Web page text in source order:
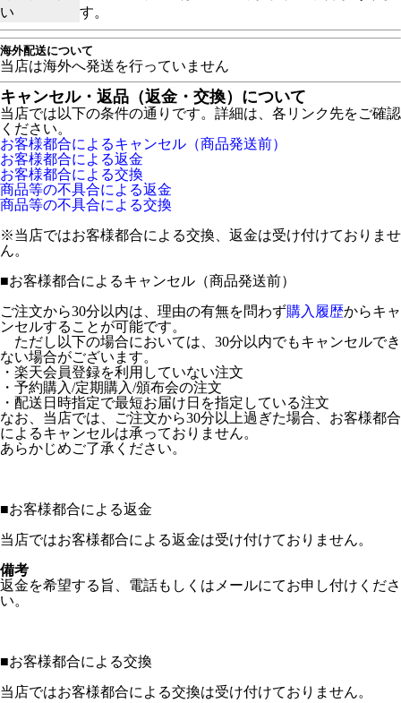
い
す。
海外配送について
当店は海外へ発送を行っていません
キャンセル・返品（返金・交換）について
当店では以下の条件の通りです。詳細は、各リンク先をご確認
ください。
お客様都合によるキャンセル（商品発送前）
お客様都合による返金
お客様都合による交換
商品等の不具合による返金
商品等の不具合による交換
※当店ではお客様都合による交換、返金は受け付けておりませ
ん。
■お客様都合によるキャンセル（商品発送前）
ご注文から30分以内は、理由の有無を問わず購入履歴からキャ
ンセルすることが可能です。
ただし以下の場合においては、30分以内でもキャンセルでき
ない場合がございます。
・楽天会員登録を利用していない注文
・予約購入/定期購入/頒布会の注文
・配送日時指定で最短お届け日を指定している注文
なお、当店では、ご注文から30分以上過ぎた場合、お客様都合
によるキャンセルは承っておりません。
あらかじめご了承ください。
■お客様都合による返金
当店ではお客様都合による返金は受け付けておりません。
備考
返金を希望する旨、電話もしくはメールにてお申し付けくださ
い。
■お客様都合による交換
当店ではお客様都合による交換は受け付けておりません。